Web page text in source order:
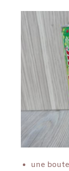
une